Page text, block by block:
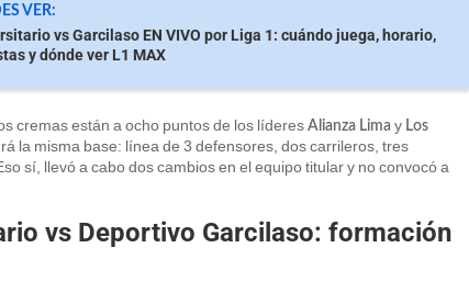
VER:
vs Garcilaso EN VIVO por Liga 1: cuándo juega, horario,
y dónde ver L1 MAX
cremas están a ocho puntos de los líderes Alianza Lima y Los
la misma base: línea de 3 defensores, dos carrileros, tres
sí, llevó a cabo dos cambios en el equipo titular y no convocó a
vs Deportivo Garcilaso: formación